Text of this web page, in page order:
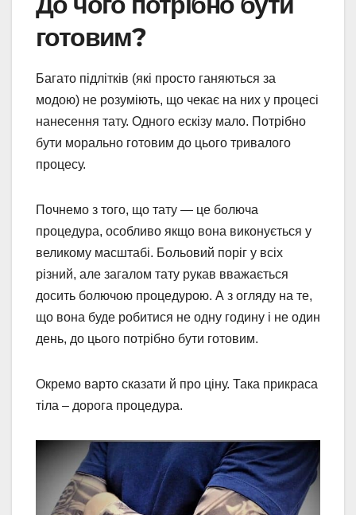
готовим?
Багато підлітків (які просто ганяються за
модою) не розуміють, що чекає на них у процесі
нанесення тату. Одного ескізу мало. Потрібно
бути морально готовим до цього тривалого
процесу.
Почнемо з того, що тату — це болюча
процедура, особливо якщо вона виконується у
великому масштабі. Больовий поріг у всіх
різний, але загалом тату рукав вважається
досить болючою процедурою. А з огляду на те,
що вона буде робитися не одну годину і не один
день, до цього потрібно бути готовим.
Окремо варто сказати й про ціну. Така прикраса
тіла – дорога процедура.